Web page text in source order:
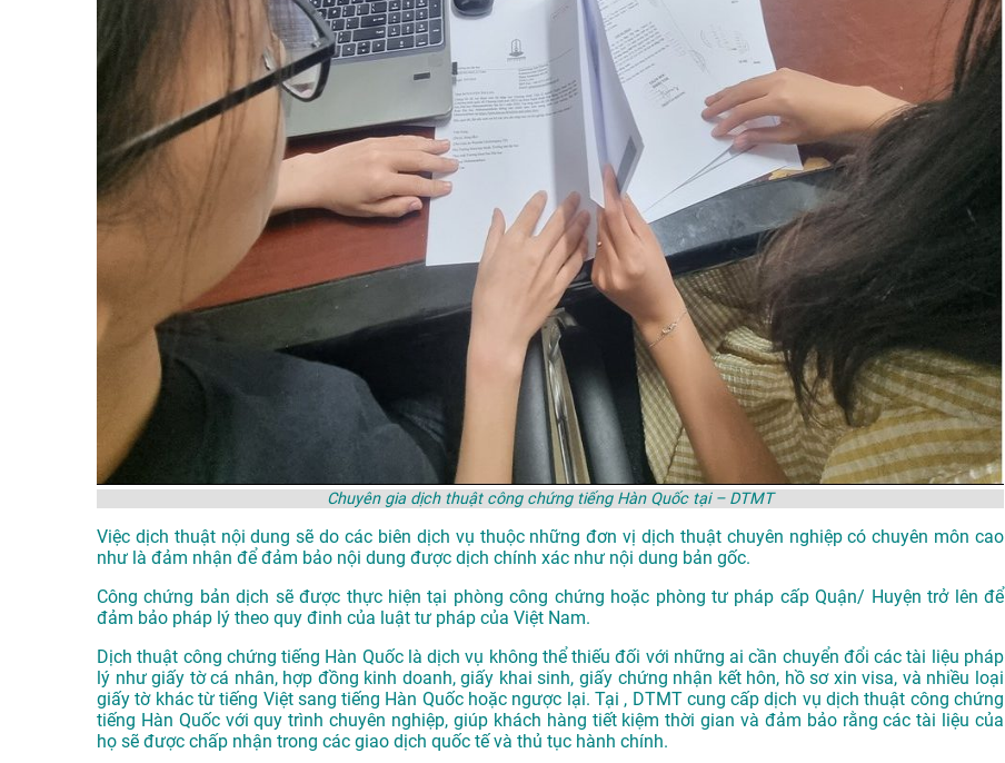
Chuyên gia dịch thuật công chứng tiếng Hàn Quốc tại – DTMT
Việc dịch thuật nội dung sẽ do các biên dịch vụ thuộc những đơn vị dịch thuật chuyên nghiệp có chuyên môn cao
như là đảm nhận để đảm bảo nội dung được dịch chính xác như nội dung bản gốc.
Công chứng bản dịch sẽ được thực hiện tại phòng công chứng hoặc phòng tư pháp cấp Quận/ Huyện trở lên để
đảm bảo pháp lý theo quy đinh của luật tư pháp của Việt Nam.
Dịch thuật công chứng tiếng Hàn Quốc là dịch vụ không thể thiếu đối với những ai cần chuyển đổi các tài liệu pháp
lý như giấy tờ cá nhân, hợp đồng kinh doanh, giấy khai sinh, giấy chứng nhận kết hôn, hồ sơ xin visa, và nhiều loại
giấy tờ khác từ tiếng Việt sang tiếng Hàn Quốc hoặc ngược lại. Tại , DTMT cung cấp dịch vụ dịch thuật công chứng
tiếng Hàn Quốc với quy trình chuyên nghiệp, giúp khách hàng tiết kiệm thời gian và đảm bảo rằng các tài liệu của
họ sẽ được chấp nhận trong các giao dịch quốc tế và thủ tục hành chính.